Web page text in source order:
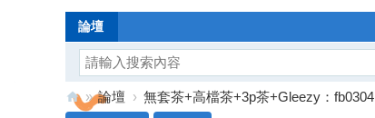
論壇
» 論壇 › 無套茶+高檔茶+3p茶+Gleezy：fb0304